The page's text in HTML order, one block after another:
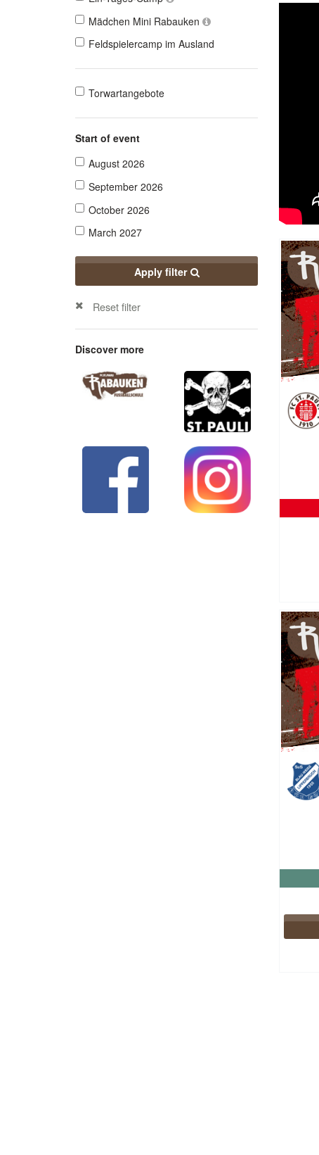
Mädchen Mini Rabauken
Feldspielercamp im Ausland
Torwartangebote
Start of event
August 2026
September 2026
October 2026
March 2027
Apply filter
Reset filter
Discover more